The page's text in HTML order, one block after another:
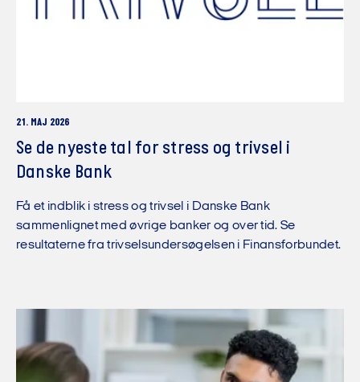
21. MAJ 2026
Se de nyeste tal for stress og trivsel i
Danske Bank
Få et indblik i stress og trivsel i Danske Bank
sammenlignet med øvrige banker og over tid. Se
resultaterne fra trivselsundersøgelsen i Finansforbundet.